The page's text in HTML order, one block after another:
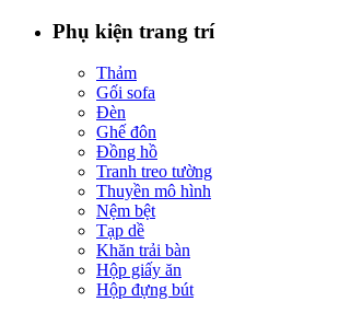
Phụ kiện trang trí
Thảm
Gối sofa
Đèn
Ghế đôn
Đồng hồ
Tranh treo tường
Thuyền mô hình
Nệm bệt
Tạp dề
Khăn trải bàn
Hộp giấy ăn
Hộp đựng bút